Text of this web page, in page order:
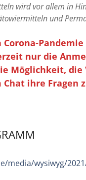
wird vor allem in
und
nur die
Möglichkeit,
ihre Fragen
media/wysiwyg/